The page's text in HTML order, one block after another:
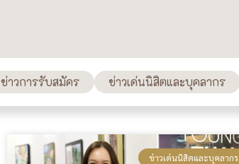
ข่าวการรับสมัคร ข่าวเด่นนิสิตและบุคลากร
ข่าวเด่นนิสิตและบุคลากร